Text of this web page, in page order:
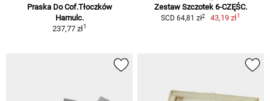
Praska Do Cof.Tłoczków
Hamulc.
237,77 zł1
Zestaw Szczotek 6-CZĘŚC.
SCD 64,81 zł2 43,19 zł1